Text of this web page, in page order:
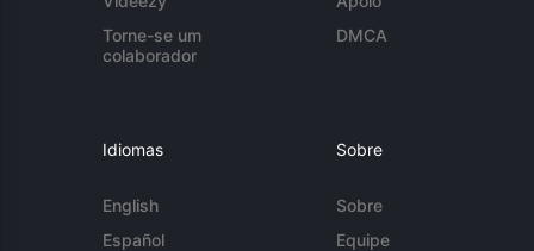
Torne-se um
colaborador
DMCA
Idiomas
English
Español
Sobre
Sobre
Equipe